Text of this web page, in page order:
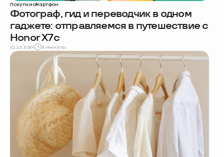
Покупкисмартфон
Фотограф, гид и переводчик в одном
гаджете: отправляемся в путешествие с
Honor X7c
21.10.2024 2 минуты